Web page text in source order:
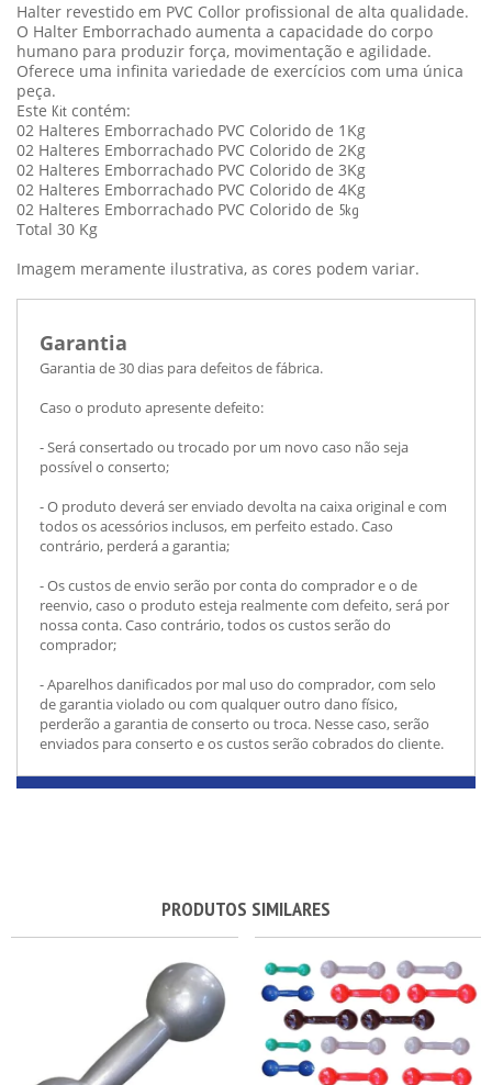
Halter revestido em PVC Collor profissional de alta qualidade.
O Halter Emborrachado aumenta a capacidade do corpo
humano para produzir força, movimentação e agilidade.
Oferece uma infinita variedade de exercícios com uma única
peça.
Este Kit contém:
02 Halteres Emborrachado PVC Colorido de 1Kg
02 Halteres Emborrachado PVC Colorido de 2Kg
02 Halteres Emborrachado PVC Colorido de 3Kg
02 Halteres Emborrachado PVC Colorido de 4Kg
02 Halteres Emborrachado PVC Colorido de 5kg
Total 30 Kg
Imagem meramente ilustrativa, as cores podem variar.
Garantia
Garantia de 30 dias para defeitos de fábrica.
Caso o produto apresente defeito:
- Será consertado ou trocado por um novo caso não seja
possível o conserto;
- O produto deverá ser enviado devolta na caixa original e com
todos os acessórios inclusos, em perfeito estado. Caso
contrário, perderá a garantia;
- Os custos de envio serão por conta do comprador e o de
reenvio, caso o produto esteja realmente com defeito, será por
nossa conta. Caso contrário, todos os custos serão do
comprador;
- Aparelhos danificados por mal uso do comprador, com selo
de garantia violado ou com qualquer outro dano físico,
perderão a garantia de conserto ou troca. Nesse caso, serão
enviados para conserto e os custos serão cobrados do cliente.
PRODUTOS SIMILARES